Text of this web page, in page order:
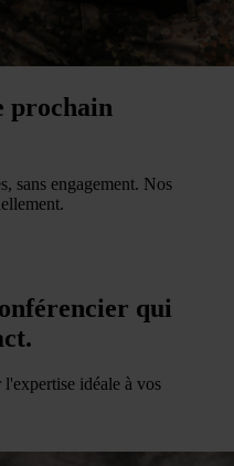
prochain
sans engagement. Nos
qui
l'expertise idéale à vos